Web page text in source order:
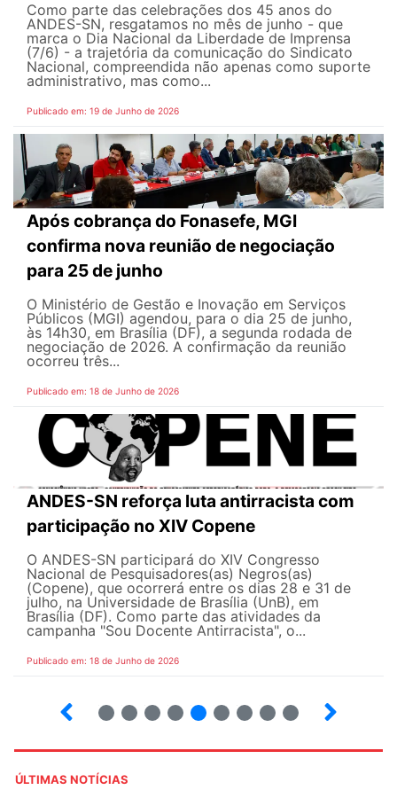
Como parte das celebrações dos 45 anos do
ANDES-SN, resgatamos no mês de junho - que
marca o Dia Nacional da Liberdade de Imprensa
(7/6) - a trajetória da comunicação do Sindicato
Nacional, compreendida não apenas como suporte
administrativo, mas como...
Publicado em: 19 de Junho de 2026
Após cobrança do Fonasefe, MGI
confirma nova reunião de negociação
para 25 de junho
O Ministério de Gestão e Inovação em Serviços
Públicos (MGI) agendou, para o dia 25 de junho,
às 14h30, em Brasília (DF), a segunda rodada de
negociação de 2026. A confirmação da reunião
ocorreu três...
Publicado em: 18 de Junho de 2026
ANDES-SN reforça luta antirracista com
participação no XIV Copene
O ANDES-SN participará do XIV Congresso
Nacional de Pesquisadores(as) Negros(as)
(Copene), que ocorrerá entre os dias 28 e 31 de
julho, na Universidade de Brasília (UnB), em
Brasília (DF). Como parte das atividades da
campanha "Sou Docente Antirracista", o...
Publicado em: 18 de Junho de 2026
ÚLTIMAS NOTÍCIAS